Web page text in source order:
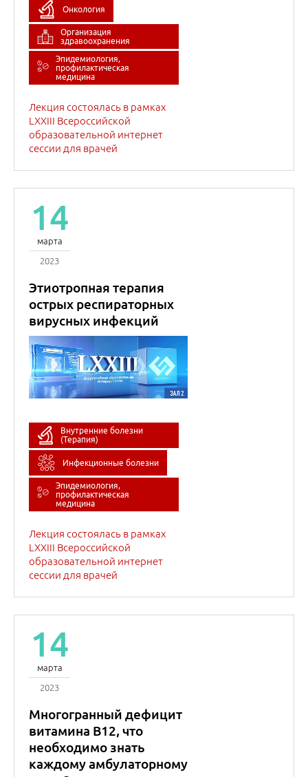
14
марта
2023
острых респираторных
вирусных инфекций
Внутренние болезни
Эпидемиология,
профилактическая
медицина
Лекция состоялась в рамках
LXXIII Всероссийской
образовательной интернет
сессии для врачей
14
марта
2023
витамина В12, что
необходимо знать
каждому амбулаторному
Викторовна
Екушева
д.м.н., профессор